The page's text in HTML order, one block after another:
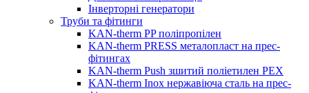
Інверторні генератори
Труби та фітинги
KAN-therm PP поліпропілен
KAN-therm PRESS металопласт на прес-
фітингах
KAN-therm Push зшитий поліетилен PEX
KAN-therm Inox нержавіюча сталь на прес-